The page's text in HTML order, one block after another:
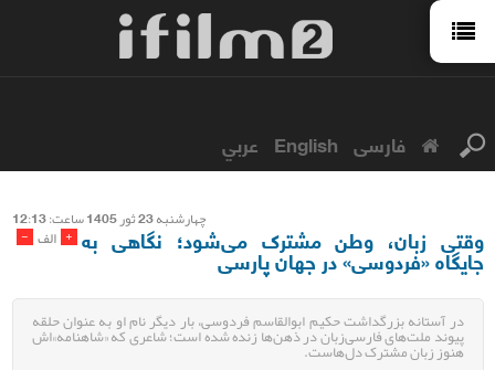
فارسی English عربي
چهارشنبه 23 ثور 1405 ساعت: 12:13
- الف + وقتی زبان، وطن مشترک می‌شود؛ نگاهی به
جایگاه «فردوسی» در جهان پارسی
در آستانه بزرگداشت حکیم ابوالقاسم فردوسی، بار دیگر نام او به عنوان حلقه
پیوند ملت‌های فارسی‌زبان در ذهن‌ها زنده شده است؛ شاعری که «شاهنامه»اش
هنوز زبان مشترک دل‌هاست.